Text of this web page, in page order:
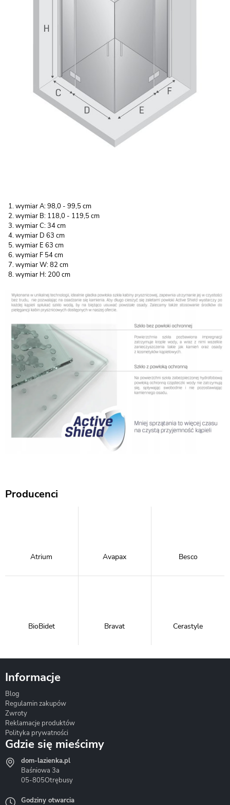
wymiar A: 98,0 - 99,5 cm
wymiar B: 118,0 - 119,5 cm
wymiar C: 34 cm
wymiar D 63 cm
wymiar E 63 cm
wymiar F 54 cm
wymiar W: 82 cm
wymiar H: 200 cm
Producenci
Atrium Avapax Besco
BioBidet Bravat Cerastyle
Hydrostop
Informacje
Blog
Regulamin zakupów
Zwroty
Reklamacje produktów
Polityka prywatności
Gdzie się mieścimy
dom-lazienka.pl
Baśniowa 3a
05-805Otrębusy
Godziny otwarcia